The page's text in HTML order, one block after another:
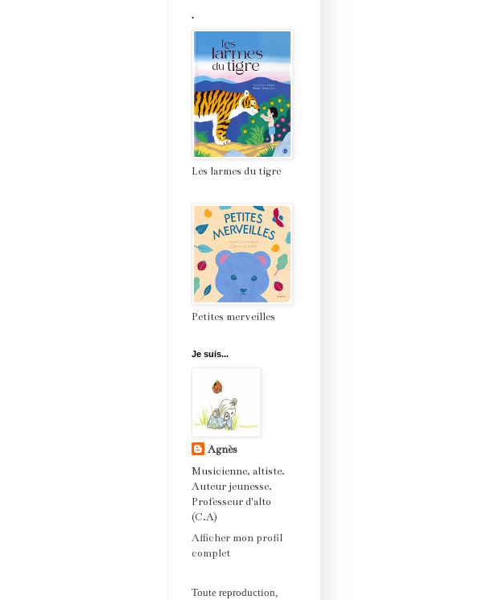
.
Les larmes du tigre
Petites merveilles
Je suis...
Agnès
Musicienne, altiste.
Auteur jeunesse.
Professeur d'alto
(C.A)
Afficher mon profil
complet
Toute reproduction,